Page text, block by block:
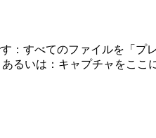
：すべてのファイルを「
るいは：キャプチャをここ